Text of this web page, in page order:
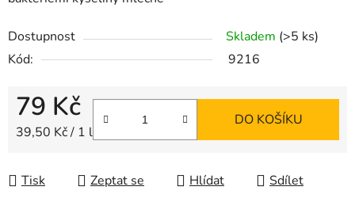
Dostupnost Skladem (>5 ks)
Kód:
9216
79 Kč
Měrná cena:
39,50 Kč / 1 l
DO KOŠÍKU
Tisk Zeptat se Hlídat Sdílet